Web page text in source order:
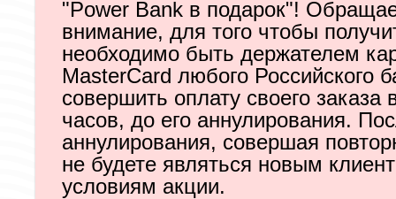
"Power Bank в подарок"!
внимание, для того чтобы
необходимо быть держателем
MasterCard любого Российского
совершить оплату своего заказа
часов, до его аннулирования.
аннулирования, совершая
не будете являться новым
условиям акции.